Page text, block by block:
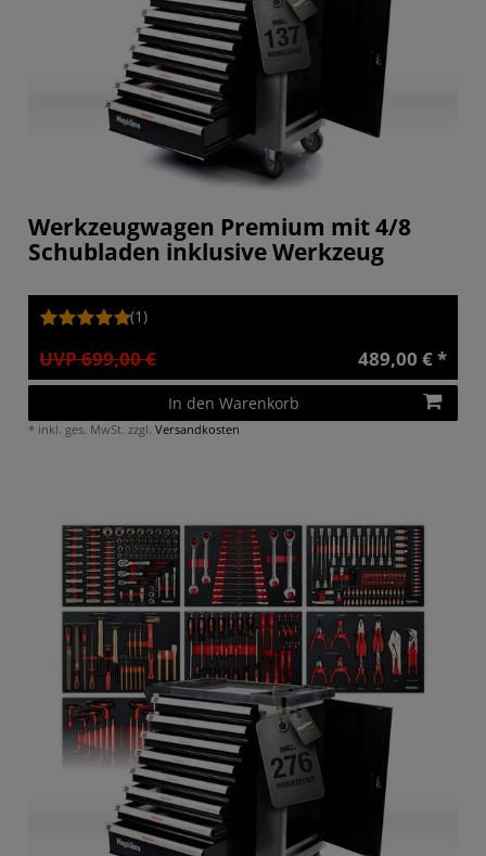
Werkzeugwagen Premium mit 4/8
Schubladen inklusive Werkzeug
(1)
UVP 699,00 € 489,00 € *
In den Warenkorb
* inkl. ges. MwSt. zzgl.Versandkosten